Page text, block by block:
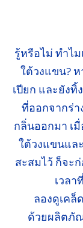
รู้หรือไม่ ทำไ
ใต้วงแขน?
เปียก และยังทิ้
ที่ออกจากร่า
กลิ่นออกมา เ
ใต้วงแขนแล
สะสมไว้ ก็จะ
เวล
ลองดูเคล็ด
ด้วยผลิตภั